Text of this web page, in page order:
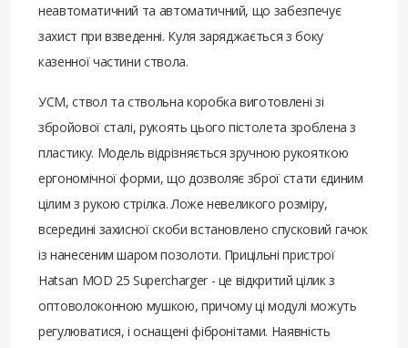
неавтоматичний та автоматичний, що забезпечує
захист при взведенні. Куля заряджається з боку
казенної частини ствола.
УСМ, ствол та ствольна коробка виготовлені зі
збройової сталі, рукоять цього пістолета зроблена з
пластику. Модель відрізняється зручною рукояткою
ергономічної форми, що дозволяє зброї стати єдиним
цілим з рукою стрілка. Ложе невеликого розміру,
всередині захисної скоби встановлено спусковий гачок
із нанесеним шаром позолоти. Прицільні пристрої
Hatsan MOD 25 Supercharger - це відкритий цілик з
оптоволоконною мушкою, причому ці модулі можуть
регулюватися, і оснащені фібронітами. Наявність